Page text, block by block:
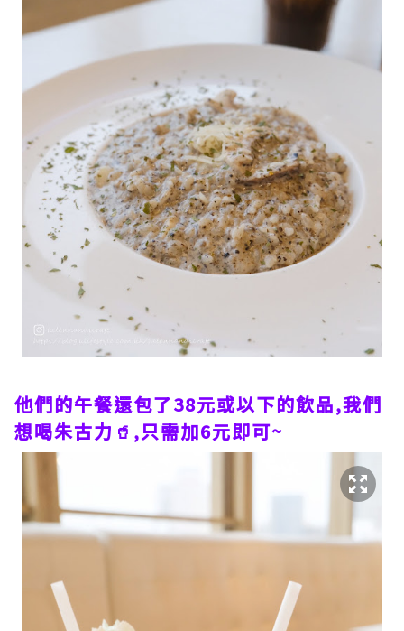
他們的午餐還包了38元或以下的飲品,我們
想喝朱古力🥤,只需加6元即可~